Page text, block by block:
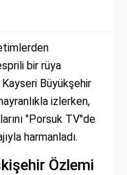
bir rüya
Kayseri Büyükşehir
izlerken,
"Porsuk TV"de
harmanladı.
Özlemi